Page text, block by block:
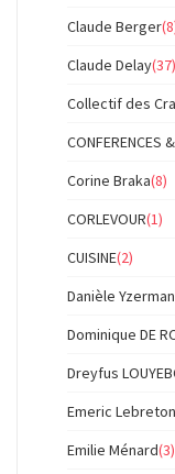
Claude Berger
Claude Delay(37)
Collectif des
CONFERENCES
Corine Braka(8)
CORLEVOUR(1)
CUISINE(2)
Danièle Yzerman
Dominique DE
Dreyfus
Emeric Lebreton
Emilie Ménard(3)